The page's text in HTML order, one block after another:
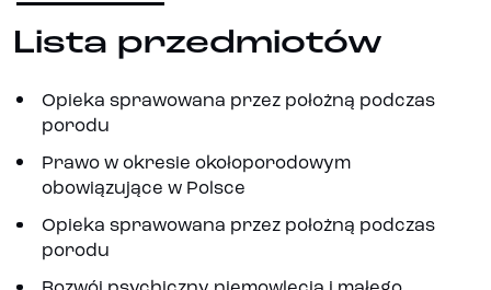
Lista przedmiotów
Opieka sprawowana przez położną podczas
porodu
Prawo w okresie okołoporodowym
obowiązujące w Polsce
Opieka sprawowana przez położną podczas
porodu